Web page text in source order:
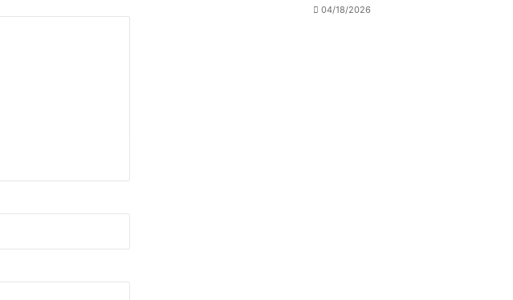
04/18/2026